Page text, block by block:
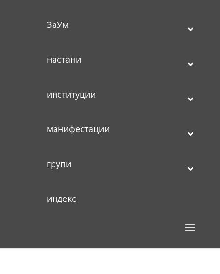
ЗаУм
настани
институции
манифестации
групи
индекс